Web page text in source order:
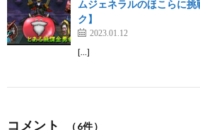
ムジェネラルのほこらに
ク】
2023.01.12
[…]
コメント （6件）